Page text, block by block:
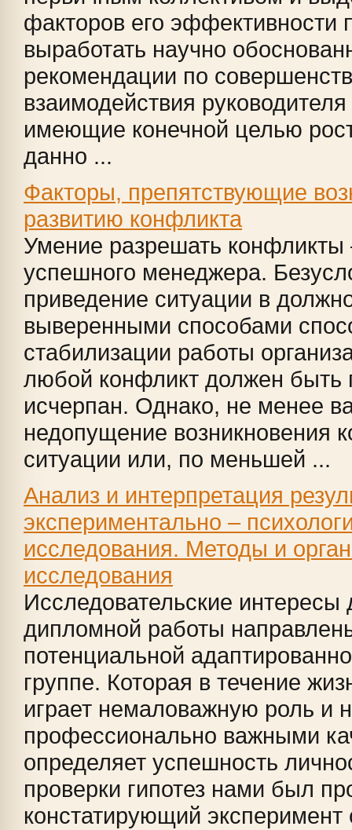
факторов его эффективности
выработать научно
рекомендации по
взаимодействия
имеющие конечной целью
данно ...
Факторы, препятствующие
развитию конфликта
Умение разрешать
успешного менеджера.
приведение ситуации в
выверенными способами
стабилизации работы
любой конфликт должен быть
исчерпан. Однако, не менее
недопущение возникновения
ситуации или, по меньшей ...
Анализ и интерпретация
экспериментально –
исследования. Методы и
исследования
Исследовательские интересы
дипломной работы
потенциальной
группе. Которая в течение
играет немаловажную роль и
профессионально важными
определяет успешность
проверки гипотез нами был
констатирующий эксперимент